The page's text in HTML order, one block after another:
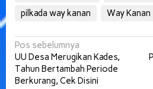
pilkada way kanan
Way Kanan
Navigasi
pos
Pos sebelumnya
UU Desa Merugikan Kades,
Tahun Bertambah Periode
Berkurang, Cek Disini